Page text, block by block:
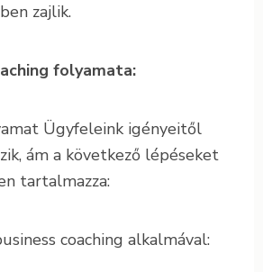
zajlik.
folyamata:
Ügyfeleink igényeitől
ám a következő lépéseket
tartalmazza:
coaching alkalmával: